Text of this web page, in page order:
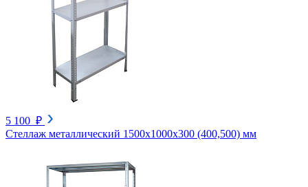
5 100 ₽
Стеллаж металлический 1500х1000х300 (400,500) мм